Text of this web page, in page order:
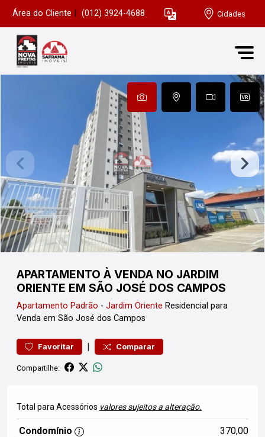
Área do Cliente (012) 3924-4688 Cidades
APARTAMENTO À VENDA NO JARDIM
ORIENTE EM SÃO JOSÉ DOS CAMPOS
Apartamento Padrão - Jardim Oriente Residencial para
Venda em São José dos Campos
Favoritar | Comparar
Compartilhe:
Total para Acessórios valores sujeitos a alteração.
Condomínio
370,00